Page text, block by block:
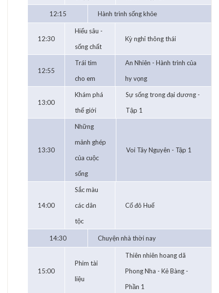
12:15 Hành trình sống khỏe
12:30
Hiểu sâu -
sống chất
Kỳ nghỉ thông thái
12:55
Trái tim
cho em
An Nhiên - Hành trình của
hy vọng
13:00
Khám phá
thế giới
Sự sống trong đại dương -
Tập 1
13:30
Những
mảnh ghép
của cuộc
sống
Voi Tây Nguyên - Tập 1
14:00
Sắc màu
các dân
tộc
Cố đô Huế
14:30 Chuyện nhà thời nay
15:00
Phim tài
liệu
Thiên nhiên hoang dã
Phong Nha - Kẻ Bàng -
Phần 1